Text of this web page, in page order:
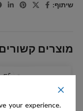
שיתוף:
מוצרים קשורים
your experience.